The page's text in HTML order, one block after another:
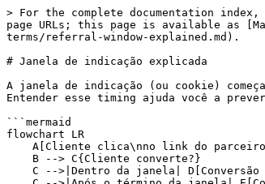
> For the complete documentation
page URLs; this page is available as
terms/referral-window-explained.md).
# Janela de indicação explicada
A janela de indicação (ou cookie)
Entender esse timing ajuda você a
```mermaid
flowchart LR